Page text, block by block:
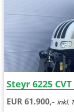
Steyr 6225 CVT
EUR 61.900,- inkl.